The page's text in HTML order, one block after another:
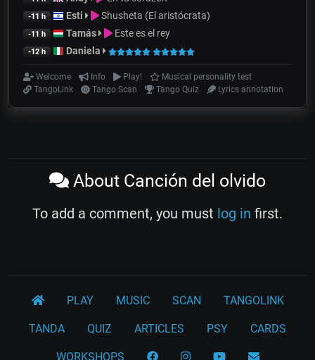
-11 h Esti Shusheta (El aristócrata)
-11 h Tamás Este es el rey
-12 h Daniela
Welcome Info Play!
Musical personality test
TangoLink
Tango Scan Tango Quiz Lyrics annotation
About Canción del olvido
To add a comment, you must log in first.
PLAY MUSIC SCAN TANGOLINK
TANDA QUIZ ARTICLES PSY CARDS
WORKSHOPS